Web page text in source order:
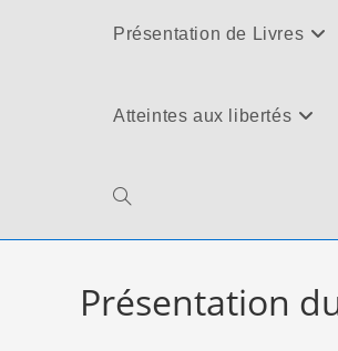
Présentation de Livres
Atteintes aux libertés
Toggle
Présentation